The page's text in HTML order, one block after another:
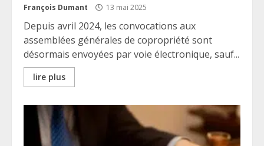
François Dumant 13 mai 2025
Depuis avril 2024, les convocations aux
assemblées générales de copropriété sont
désormais envoyées par voie électronique, sauf...
lire plus